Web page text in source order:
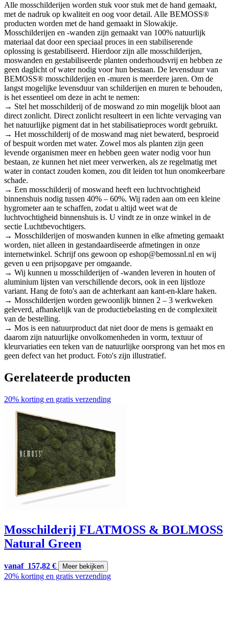
Alle mosschilderijen worden stuk voor stuk met de hand gemaakt,
met de nadruk op kwaliteit en oog voor detail. Alle BEMOSS®
producten worden met de hand gemaakt in Slowakije.
Mosschilderijen en -wanden zijn gemaakt van 100% natuurlijk
materiaal dat door een speciaal proces in een stabiliserende
oplossing is gestabiliseerd. Hierdoor zijn alle mosschilderijen,
moswanden en gestabiliseerde planten onderhoudsvrij en hebben ze
geen daglicht of water nodig voor hun bestaan. De levensduur van
BEMOSS® mosschilderijen en -muren is meerdere jaren. Om de
langst mogelijke levensduur van schilderijen en muren te behouden,
is het essentieel om deze in acht te nemen:
→ Stel het mosschilderij of de moswand zo min mogelijk bloot aan
direct zonlicht. Direct zonlicht resulteert in een lichte vervaging van
het natuurlijke pigment dat in het stabilisatieproces wordt gebruikt.
→ Het mosschilderij of de moswand mag niet bewaterd, besproeid
of bespuit worden met water. Zowel mos als planten zijn geen
levende organismen meer en hebben geen water nodig voor hun
bestaan, ze kunnen het niet meer verwerken, als ze regelmatig met
water in contact zouden komen, zou dit leiden tot hun onomkeerbare
schade.
→ Een mosschilderij of moswand heeft een luchtvochtigheid
binnenshuis nodig tussen 40% – 60%. Wij raden aan om een kleine
hygrometer aan te schaffen, zodat u altijd weet wat de
luchtvochtigheid binnenshuis is. U vindt ze in onze winkel in de
sectie Luchtbevochtigers.
→ Mosschilderijen of moswanden kunnen in elke afmeting gemaakt
worden, niet alleen in gestandaardiseerde afmetingen in onze
internetwinkel. Schrijf ons gewoon op eshop@bemossnl.nl en wij
geven u een prijsopgave per omgaande.
→ Wij kunnen u mosschilderijen of -wanden leveren in houten of
aluminium lijsten van verschillende decors, ook in een lijstloze
variant. Hang de foto's aan de achterkant aan kant-en-klare haken.
→ Mosschilderijen worden gewoonlijk binnen 2 – 3 werkweken
geleverd, afhankelijk van de productiebelasting en de complexiteit
van de bestelling.
→ Mos is een natuurproduct dat niet door de mens is gemaakt en
daarom zijn natuurlijke onvolkomenheden in vorm, textuur of
kleurvariaties een teken van de natuurlijke oorsprong van het mos en
geen defect van het product. Foto's zijn illustratief.
Gerelateerde producten
20% korting en gratis verzending
Mosschilderij FLATMOSS & BOLMOSS
Natural Green
vanaf 157,82 € Meer bekijken
20% korting en gratis verzending